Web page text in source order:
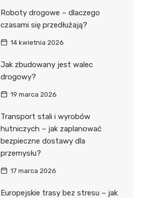
Roboty drogowe – dlaczego
czasami się przedłużają?
14 kwietnia 2026
Jak zbudowany jest walec
drogowy?
19 marca 2026
Transport stali i wyrobów
hutniczych – jak zaplanować
bezpieczne dostawy dla
przemysłu?
17 marca 2026
Europejskie trasy bez stresu – jak